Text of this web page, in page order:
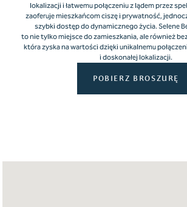
lokalizacji i łatwemu połączeniu z lądem przez
zaoferuje mieszkańcom ciszę i prywatność,
szybki dostęp do dynamicznego życia. Selene
to nie tylko miejsce do zamieszkania, ale również
która zyska na wartości dzięki unikalnemu
i doskonałej lokalizacji.
POBIERZ BROSZURĘ